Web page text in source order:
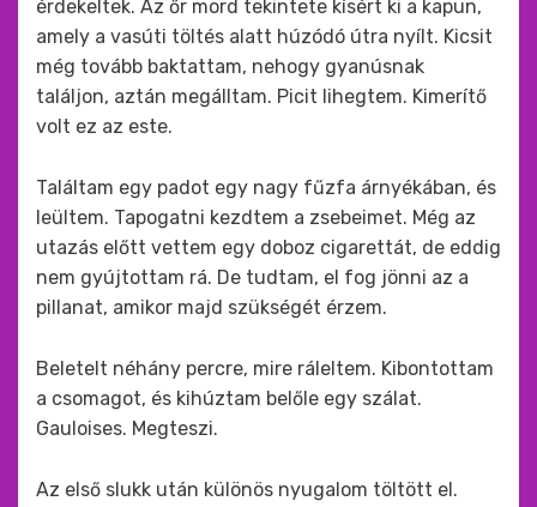
érdekeltek. Az őr mord tekintete kísért ki a kapun,
amely a vasúti töltés alatt húzódó útra nyílt. Kicsit
még tovább baktattam, nehogy gyanúsnak
találjon, aztán megálltam. Picit lihegtem. Kimerítő
volt ez az este.
Találtam egy padot egy nagy fűzfa árnyékában, és
leültem. Tapogatni kezdtem a zsebeimet. Még az
utazás előtt vettem egy doboz cigarettát, de eddig
nem gyújtottam rá. De tudtam, el fog jönni az a
pillanat, amikor majd szükségét érzem.
Beletelt néhány percre, mire ráleltem. Kibontottam
a csomagot, és kihúztam belőle egy szálat.
Gauloises. Megteszi.
Az első slukk után különös nyugalom töltött el.